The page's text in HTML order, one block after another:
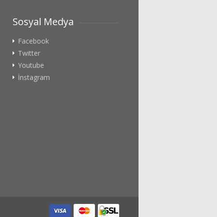
Sosyal Medya
Facebook
Twitter
Youtube
İnstagram